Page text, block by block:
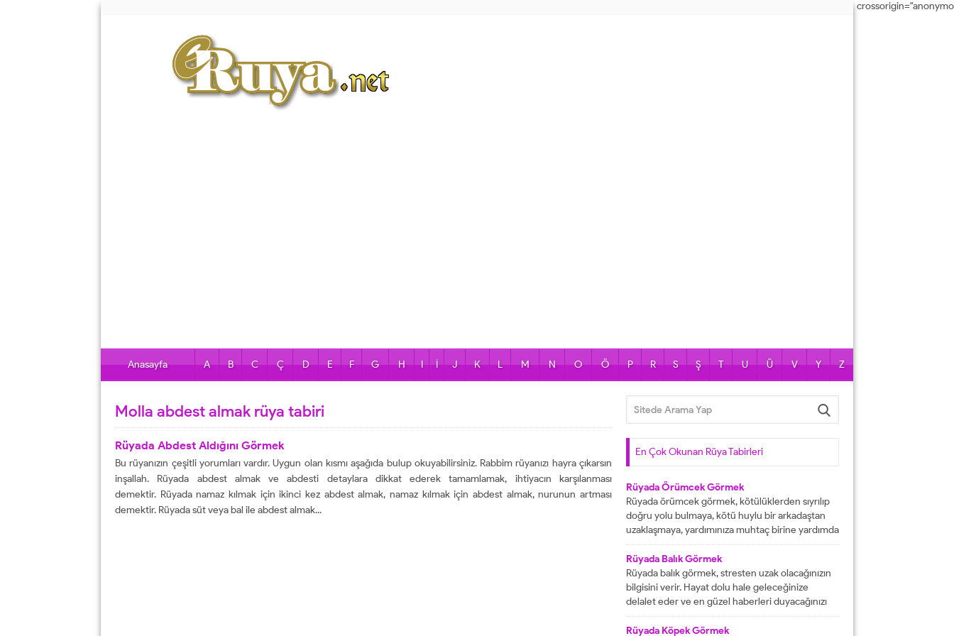
Anasayfa A B C Ç D E F G H I İ J K L M N O Ö P R S Ş T U Ü V Y Z
Molla abdest almak rüya tabiri
Rüyada Abdest Aldığını Görmek
Bu rüyanızın çeşitli yorumları vardır. Uygun olan kısmı aşağıda bulup okuyabilirsiniz. Rabbim rüyanızı hayra çıkarsın
inşallah. Rüyada abdest almak ve abdesti detaylara dikkat ederek tamamlamak, ihtiyacın karşılanması
demektir. Rüyada namaz kılmak için ikinci kez abdest almak, namaz kılmak için abdest almak, nurunun artması
demektir. Rüyada süt veya bal ile abdest almak...
En Çok Okunan Rüya Tabirleri
Rüyada Örümcek Görmek
Rüyada örümcek görmek, kötülüklerden sıyrılıp
doğru yolu bulmaya, kötü huylu bir arkadaştan
uzaklaşmaya, yardımınıza muhtaç birine yardımda
bulunmaya işarettir. Rüyada örümcekler görmek
yani çok sayıda örümcekler görülmesi kısa
zamanda haneye gelecek bolluk ve berekete,
aile içinden birine gelecek paraya tabir edilir.
Rüyada evde örümcek görmek, düşmanı
tarafından kötülüğe uğramaya, sıkıntılar içine...
Rüyada Balık Görmek
Rüyada balık görmek, stresten uzak olacağınızın
bilgisini verir. Hayat dolu hale geleceğinize
delalet eder ve en güzel haberleri duyacağınızı
göstermektedir. Büyük bir mutluluğa
ulaşacağınıza delalet eder ve kısmetlerinizin
Rüyada Köpek Görmek